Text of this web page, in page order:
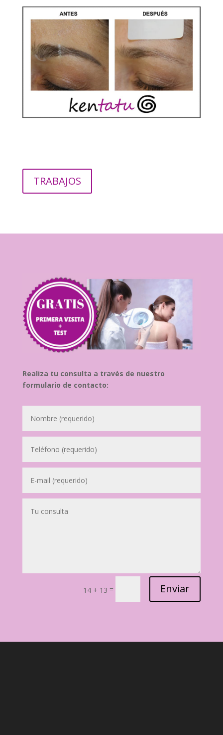
TRABAJOS
Realiza tu consulta a través de nuestro
formulario de contacto:
14 + 13 = Enviar